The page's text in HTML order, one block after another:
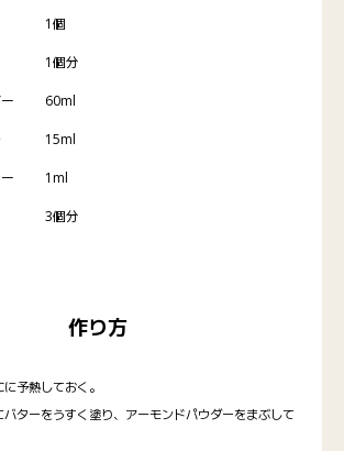
1個
1個分
60ml
15ml
1ml
3個分
作り方
予熱しておく。
バターをうすく塗り、アーモンドパウダーをまぶして